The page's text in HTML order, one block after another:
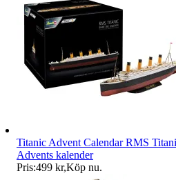
Titanic Advent Calendar RMS
Advents kalender
Pris:499 kr,Köp nu.